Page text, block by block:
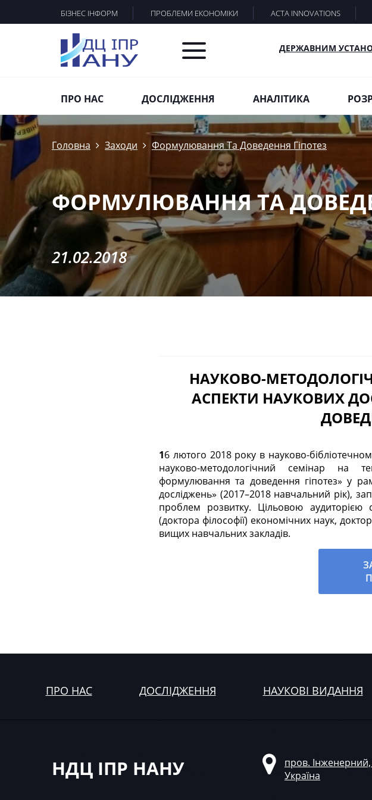
БІЗНЕС ІНФОРМ ПРОБЛЕМИ ЕКОНОМІКИ ACTA INNOVATIONS
ДЕРЖАВНИМ
ПРО НАС ДОСЛІДЖЕННЯ АНАЛІТИКА
Головна Заходи Формулювання Та Доведення Гіпотез
ФОРМУЛЮВАННЯ ТА
21.02.2018
НАУКОВО-
АСПЕКТИ НАУКОВИХ
16 лютого 2018 року в науково-бібліотечному корпусі ХНЕУ ім. С. Кузнеця відбувся сьомий відкритий
науково-методологічний семінар на
формулювання та доведення гіпотез» у
досліджень» (2017–2018 навчальний рік),
проблем розвитку. Цільовою аудиторією
(доктора філософії) економічних наук,
вищих навчальних закладів.
ПРО НАС ДОСЛІДЖЕННЯ НАУКОВІ ВИДАННЯ
НДЦ ІПР НАНУ
пров. Інженерний,
Україна